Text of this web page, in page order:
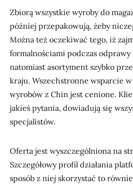
Zbiorą wszystkie wyroby do
później przepakowują, żeby
Można też oczekiwać tego, iż
formalnościami podczas
natomiast asortyment szybko
kraju. Wszechstronne wsparcie
wyrobów z Chin jest cenione.
jakieś pytania, dowiadują się
specjalistów.
Oferta jest wyszczególniona na
Szczegółowy profil działania
sposób z niej skorzystać to